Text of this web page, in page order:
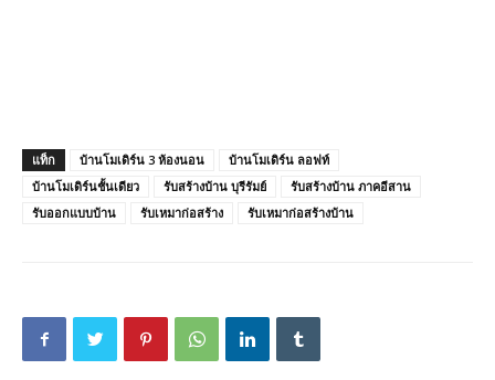
แท็ก บ้านโมเดิร์น 3 ห้องนอน
บ้านโมเดิร์น ลอฟท์
บ้านโมเดิร์นชั้นเดียว
รับสร้างบ้าน บุรีรัมย์
รับสร้างบ้าน ภาคอีสาน
รับออกแบบบ้าน
รับเหมาก่อสร้าง รับเหมาก่อสร้างบ้าน